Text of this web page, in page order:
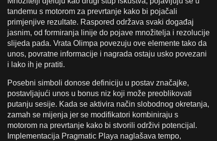
tandemu s motorom za prevrtanje kako bi pojačali
primjenjive rezultate. Raspored održava svaki događaj
jasnim, od formiranja linije do pojave množitelja i rezolucije
slijeda pada. Vrata Olimpa povezuju ove elemente tako da
unos, povratne informacije i nagrada ostaju usko povezani
i lako ih je pratiti.
Posebni simboli donose definiciju u postav značajke,
postavljajući unos u bonus niz koji može preoblikovati
putanju sesije. Kada se aktivira način slobodnog okretanja,
zamah se mijenja jer se modifikatori kombiniraju s
motorom na prevrtanje kako bi stvorili održivi potencijal.
Implementacija Pragmatic Playa naglašava tempo,